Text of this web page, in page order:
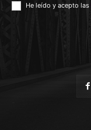
He leído y acepto las